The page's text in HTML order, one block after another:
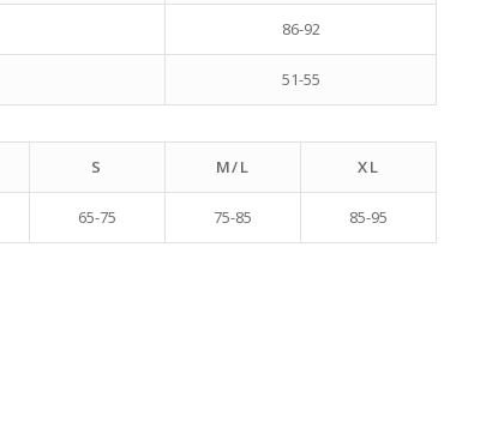
86-92
51-55
S M/L XL
65-75 75-85 85-95